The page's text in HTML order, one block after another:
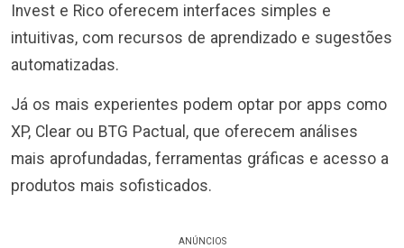
Invest e Rico oferecem interfaces simples e
intuitivas, com recursos de aprendizado e sugestões
automatizadas.
Já os mais experientes podem optar por apps como
XP, Clear ou BTG Pactual, que oferecem análises
mais aprofundadas, ferramentas gráficas e acesso a
produtos mais sofisticados.
ANÚNCIOS